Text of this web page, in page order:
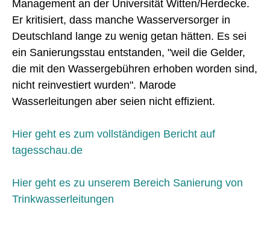
Management an der Universität Witten/Herdecke.
Er kritisiert, dass manche Wasserversorger in
Deutschland lange zu wenig getan hätten. Es sei
ein Sanierungsstau entstanden, "weil die Gelder,
die mit den Wassergebühren erhoben worden sind,
nicht reinvestiert wurden". Marode
Wasserleitungen aber seien nicht effizient.
Hier geht es zum vollständigen Bericht auf
tagesschau.de
Hier geht es zu unserem Bereich Sanierung von
Trinkwasserleitungen